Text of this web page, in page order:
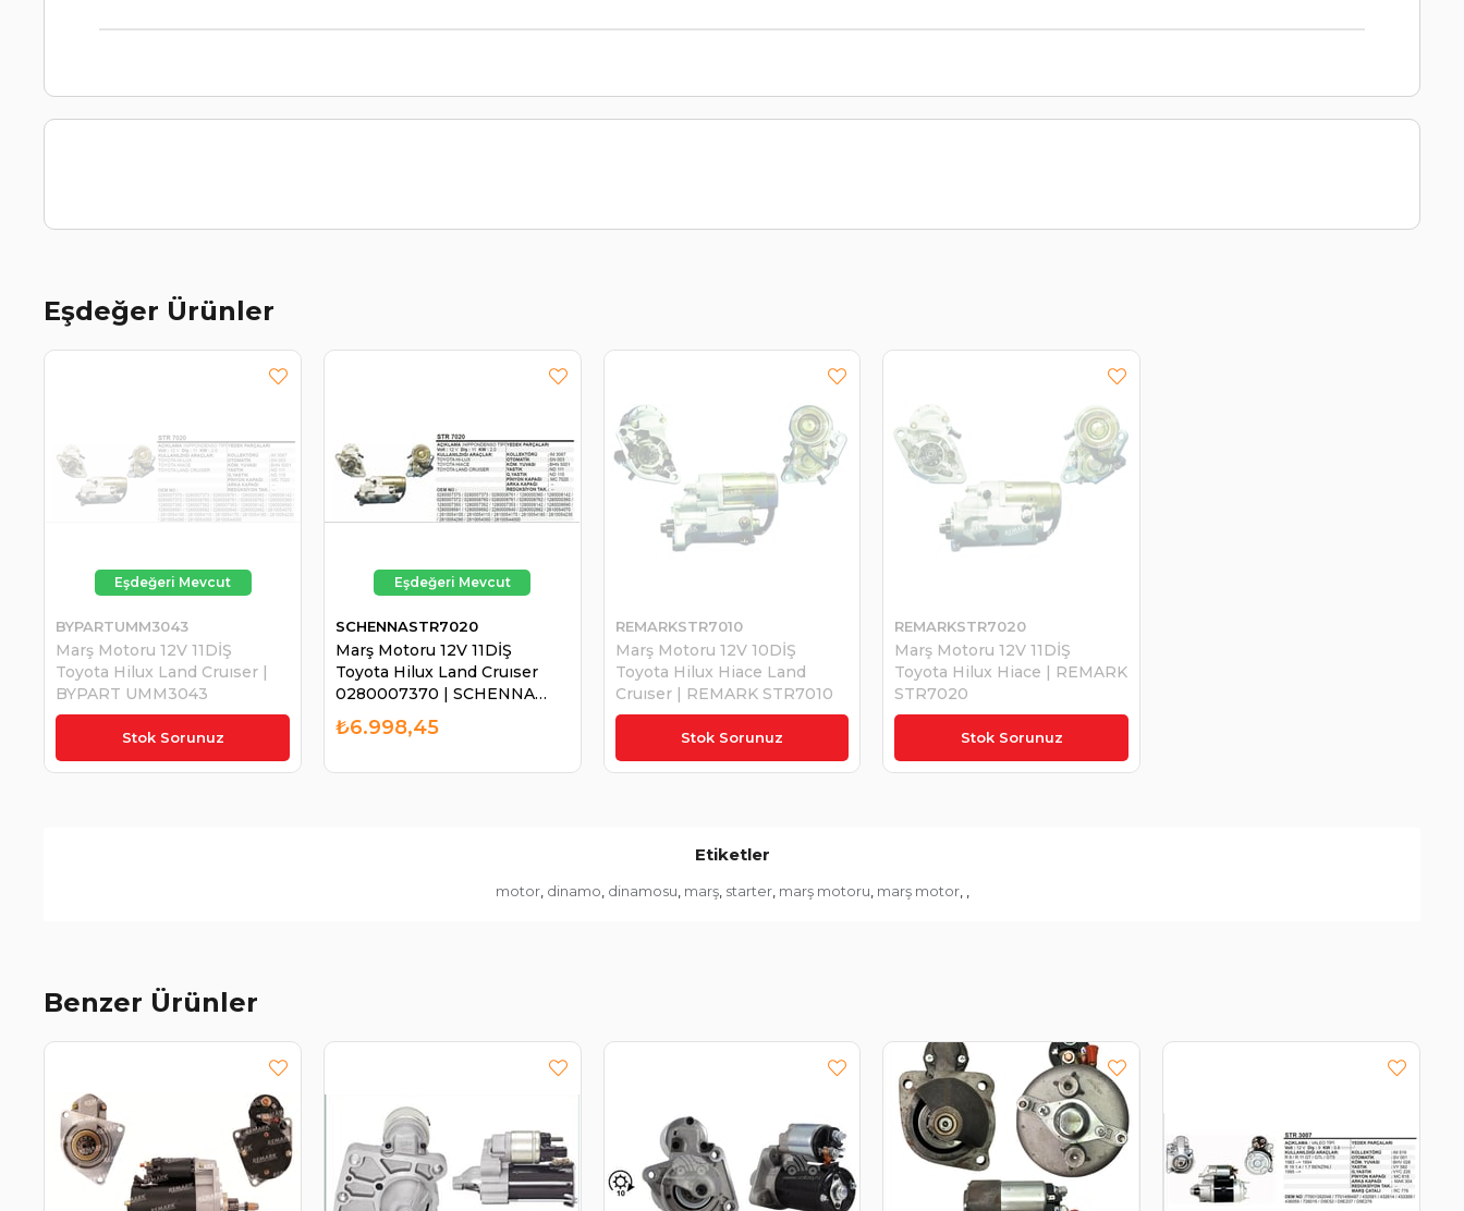
Eşdeğer Ürünler
Stok Sorunuz
Marş Motoru 12V 11DİŞ
Toyota Hilux Land Cruıser |
BYPART UMM3043
BYPARTUMM3043
₺6.331,93
Marş Motoru 12V 11DİŞ
Toyota Hilux Land Cruıser
0280007370 | SCHENNA
STR7020
SCHENNASTR7020
₺6.998,45 Stok Sorunuz
Marş Motoru 12V 10DİŞ
Toyota Hilux Hiace Land
Cruıser | REMARK STR7010
REMARKSTR7010
₺8.077,12 Stok Sorunuz
Marş Motoru 12V 11DİŞ
Toyota Hilux Hiace | REMARK
STR7020
REMARKSTR7020
₺7.811,59
Etiketler
motor, dinamo dinamosu marş, starter, marş motoru marş motor,
Benzer Ürünler